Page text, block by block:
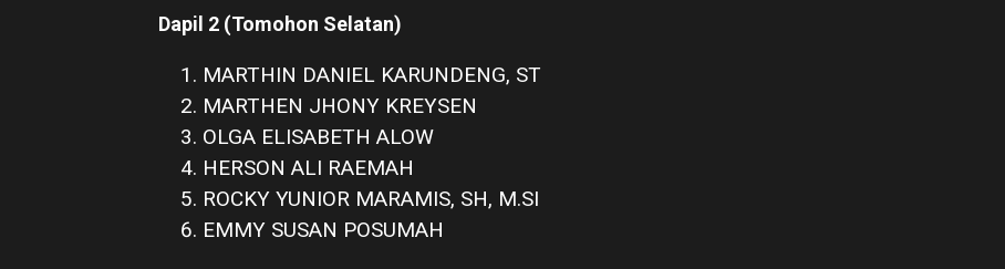
Dapil 2 (Tomohon Selatan)
MARTHIN DANIEL KARUNDENG, ST
MARTHEN JHONY KREYSEN
OLGA ELISABETH ALOW
HERSON ALI RAEMAH
ROCKY YUNIOR MARAMIS, SH, M.SI
EMMY SUSAN POSUMAH